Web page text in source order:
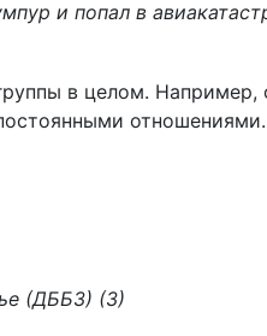
и попал в
в целом.
отношениями.
(ДББЗ) (3)